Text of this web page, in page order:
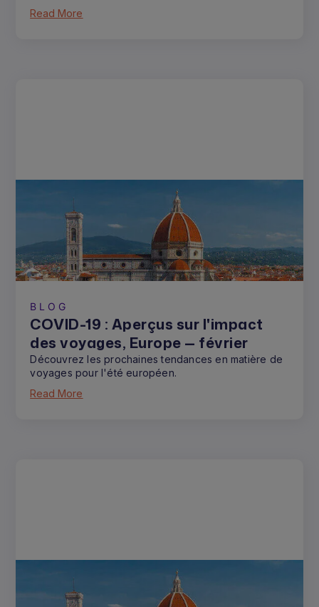
Read More
BLOG
COVID-19 : Aperçus sur l'impact
des voyages, Europe — février
Découvrez les prochaines tendances en matière de
voyages pour l'été européen.
Read More